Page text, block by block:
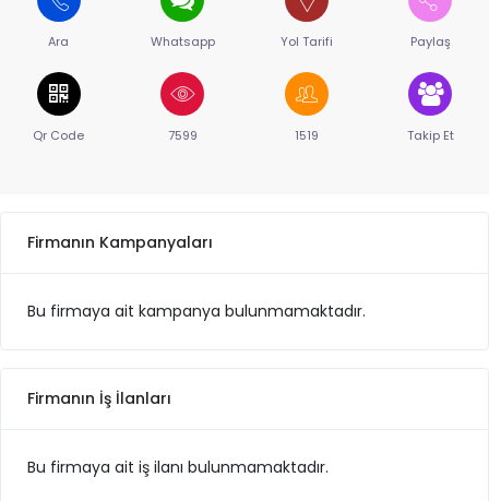
Ara Whatsapp Yol Tarifi Paylaş
Qr Code 7599 1519 Takip Et
Firmanın Kampanyaları
Bu firmaya ait kampanya bulunmamaktadır.
Firmanın İş İlanları
Bu firmaya ait iş ilanı bulunmamaktadır.